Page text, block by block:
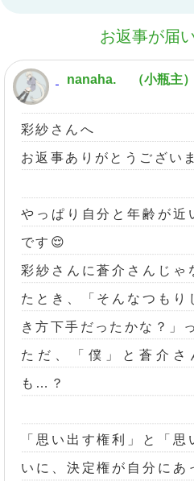
お返事が届
nanaha. （小瓶主）
彩紗さんへ
お返事ありがとうござい
やっぱり自分と年齢が近
です😌
彩紗さんに蒼介さんじゃ
たとき、「そんなつもり
き方下手だったかな？」
ただ、「僕」と蒼介さ
も…？
「思い出す権利」と「
いに、決定権が自分にあ